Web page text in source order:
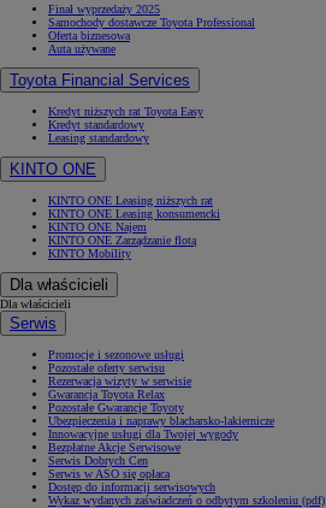
Finał wyprzedaży 2025
Samochody dostawcze Toyota Professional
Oferta biznesowa
Auta używane
Toyota Financial Services
Kredyt niższych rat Toyota Easy
Kredyt standardowy
Leasing standardowy
KINTO ONE
KINTO ONE Leasing niższych rat
KINTO ONE Leasing konsumencki
KINTO ONE Najem
KINTO ONE Zarządzanie flotą
KINTO Mobility
Dla właścicieli
Dla właścicieli
Serwis
Promocje i sezonowe usługi
Pozostałe oferty serwisu
Rezerwacja wizyty w serwisie
Gwarancja Toyota Relax
Pozostałe Gwarancje Toyoty
Ubezpieczenia i naprawy blacharsko-lakiernicze
Innowacyjne usługi dla Twojej wygody
Bezpłatne Akcje Serwisowe
Serwis Dobrych Cen
Serwis w ASO się opłaca
Dostęp do informacji serwisowych
Wykaz wydanych zaświadczeń o odbytym szkoleniu (pdf)